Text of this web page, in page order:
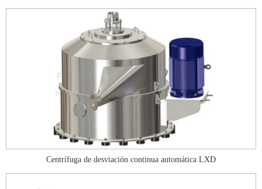
Centrífuga de desviación continua automática LXD